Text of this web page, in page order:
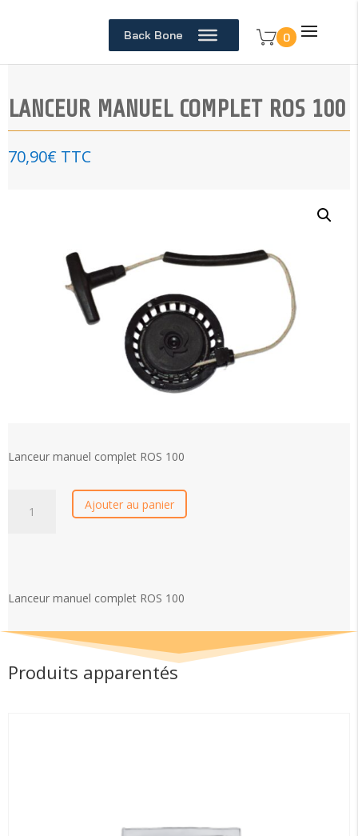
Back Bone 0
LANCEUR MANUEL COMPLET ROS 100
70,90€ TTC
Lanceur manuel complet ROS 100
Ajouter au panier
Lanceur manuel complet ROS 100
Produits apparentés